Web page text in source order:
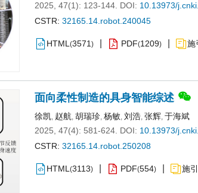
2025, 47(1): 123-144. DOI: 10.13973/
CSTR: 32165.14.robot.240045
HTML (3571 ) PDF(1209) 施
面向柔性制造的具身智能综述
徐凯, 赵航, 胡瑞珍, 杨敏, 刘浩, 张辉, 于海斌
2025, 47(4): 581-624. DOI: 10.13973/
CSTR: 32165.14.robot.250208
HTML (3113) PDF(554) 施